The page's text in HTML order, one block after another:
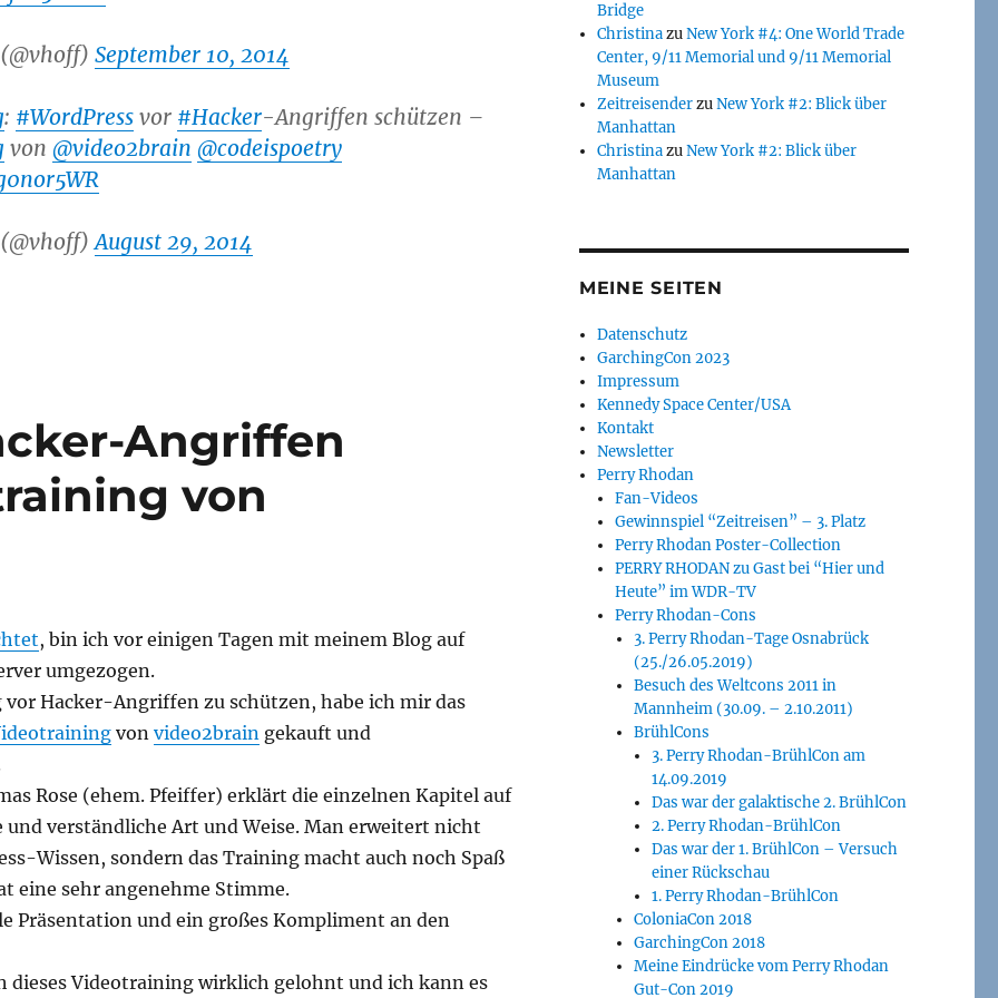
September 10, 2014
: #WordPressvor #Hacker-Angriffen schützen –
von @video2brain @codeispoetry
August 29, 2014
Angriffen
von
, bin ich vor einigen Tagen mit meinem Blog auf
umgezogen.
vor Hacker-Angriffen zu schützen, habe ich mir das
von video2brain gekauft und
Rose (ehem. Pfeiffer) erklärt die einzelnen Kapitel auf
und verständliche Art und Weise. Man erweitert nicht
Wissen, sondern das Training macht auch noch Spaß
eine sehr angenehme Stimme.
Präsentation und ein großes Kompliment an den
dieses Videotraining wirklich gelohnt und ich kann es
Bridge
ChristinazuNew York #4: One World Trade
Center, 9/11 Memorial und 9/11 Memorial
Museum
ZeitreisenderzuNew York #2: Blick über
Manhattan
ChristinazuNew York #2: Blick über
Manhattan
MEINE SEITEN
Datenschutz
GarchingCon 2023
Impressum
Kennedy Space Center/USA
Kontakt
Newsletter
Perry Rhodan
Fan-Videos
Gewinnspiel “Zeitreisen” – 3. Platz
Perry Rhodan Poster-Collection
PERRY RHODAN zu Gast bei “Hier und
Heute” im WDR-TV
Perry Rhodan-Cons
3. Perry Rhodan-Tage Osnabrück
(25./26.05.2019)
Besuch des Weltcons 2011 in
Mannheim (30.09. – 2.10.2011)
BrühlCons
3. Perry Rhodan-BrühlCon am
14.09.2019
Das war der galaktische 2. BrühlCon
2. Perry Rhodan-BrühlCon
Das war der 1. BrühlCon – Versuch
einer Rückschau
1. Perry Rhodan-BrühlCon
ColoniaCon 2018
GarchingCon 2018
Meine Eindrücke vom Perry Rhodan
Gut-Con 2019